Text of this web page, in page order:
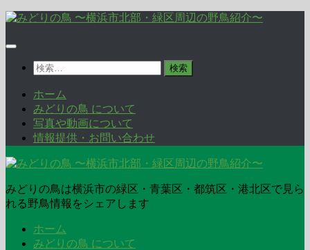
コ
テ
プ
検
ホーム
みどりの鳥 について
写真や動画について
情報提供・お問い合わせ
みどりの鳥は横浜市の緑区・青葉区・都筑区・港北区で見ら
れる野鳥情報をシェアします
ホーム
みどりの鳥 について